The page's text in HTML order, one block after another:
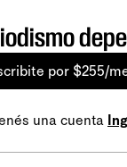
por $255/
una cuenta